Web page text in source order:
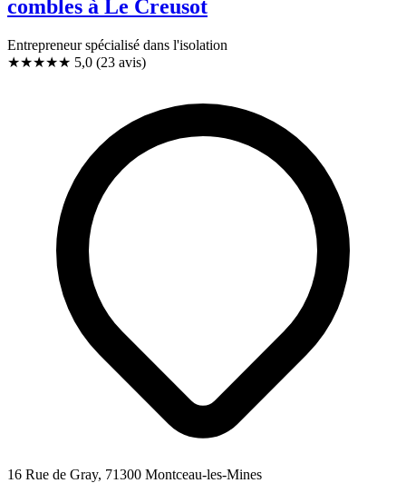
combles à Le Creusot
Entrepreneur spécialisé dans l'isolation
★★★★★ 5,0 (23 avis)
16 Rue de Gray, 71300 Montceau-les-Mines